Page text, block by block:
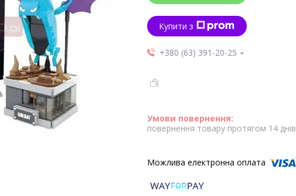
Купити з
+380 (63) 391-20-25
повернення товару протягом 14 днів